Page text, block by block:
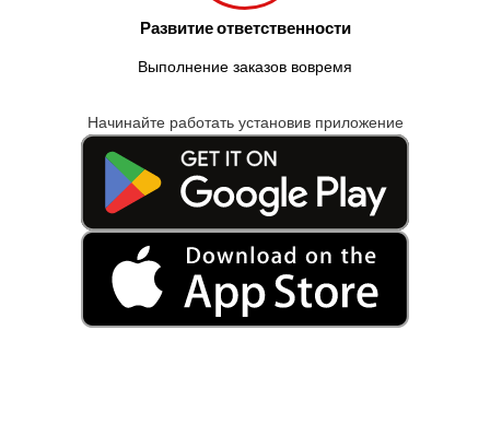
Развитие ответственности
Выполнение заказов вовремя
Начинайте работать установив приложение